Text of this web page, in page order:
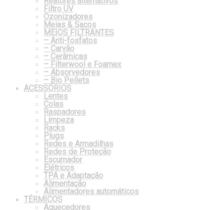
Filtro UV
Ozonizadores
Meias & Sacos
MEIOS FILTRANTES
– Anti-fosfatos
– Carvão
– Cerâmicas
– Filterwool e Foamex
– Absorvedores
– Bio Pellets
ACESSÓRIOS
Lentes
Colas
Raspadores
Limpeza
Racks
Plugs
Redes e Armadilhas
Redes de Proteção
Escumador
Elétricos
TPA e Adaptação
Alimentação
Alimentadores automáticos
TÉRMICOS
Aquecedores